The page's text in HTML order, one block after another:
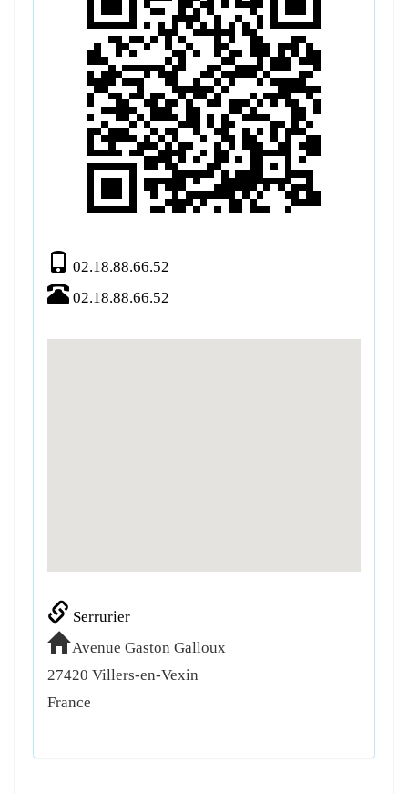
02.18.88.66.52
02.18.88.66.52
Serrurier
Avenue Gaston Galloux
27420 Villers-en-Vexin
France